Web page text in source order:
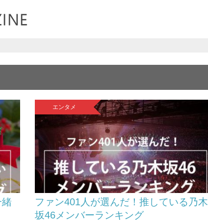
緒
エンタメ
ファン401人が選んだ！推している乃木
坂46メンバーランキング